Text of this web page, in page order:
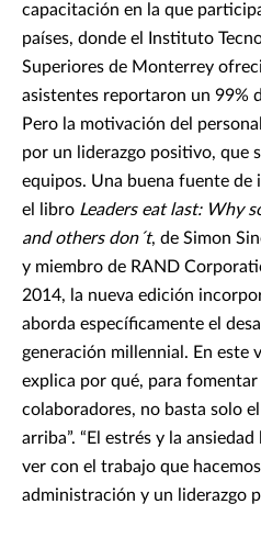
capacitación en la que
países, donde el Instituto
Superiores de Monterrey
asistentes reportaron un 99%
Pero la motivación del
por un liderazgo positivo, que
equipos. Una buena fuente de
el libro Leaders eat last: Why
and others don´t, de Simon
y miembro de RAND
2014, la nueva edición
aborda específicamente el
generación millennial. En este
explica por qué, para
colaboradores, no basta solo
arriba”. “El estrés y la
ver con el trabajo que
administración y un liderazgo